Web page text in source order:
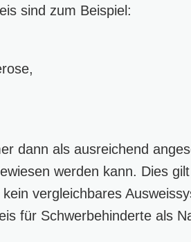
sind zum Beispiel:
dann als ausreichend
werden kann. Dies
vergleichbares
für Schwerbehinderte als